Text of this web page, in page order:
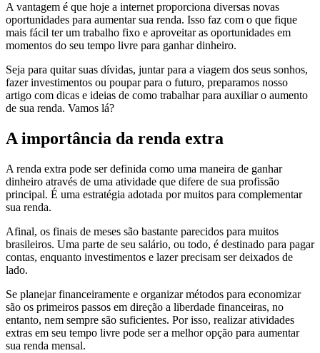
A vantagem é que hoje a internet proporciona diversas novas
oportunidades para aumentar sua renda. Isso faz com o que fique
mais fácil ter um trabalho fixo e aproveitar as oportunidades em
momentos do seu tempo livre para ganhar dinheiro.
Seja para quitar suas dívidas, juntar para a viagem dos seus sonhos,
fazer investimentos ou poupar para o futuro, preparamos nosso
artigo com dicas e ideias de como trabalhar para auxiliar o aumento
de sua renda. Vamos lá?
A importância da renda extra
A renda extra pode ser definida como uma maneira de ganhar
dinheiro através de uma atividade que difere de sua profissão
principal. É uma estratégia adotada por muitos para complementar
sua renda.
Afinal, os finais de meses são bastante parecidos para muitos
brasileiros. Uma parte de seu salário, ou todo, é destinado para pagar
contas, enquanto investimentos e lazer precisam ser deixados de
lado.
Se planejar financeiramente e organizar métodos para economizar
são os primeiros passos em direção a liberdade financeiras, no
entanto, nem sempre são suficientes. Por isso, realizar atividades
extras em seu tempo livre pode ser a melhor opção para aumentar
sua renda mensal.